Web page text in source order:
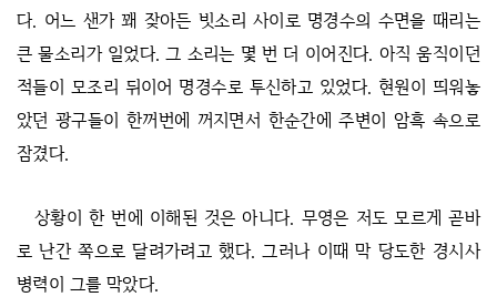
다. 어느 샌가 꽤 잦아든 빗소리 사이로 명경수의 수면을 때리는
큰 물소리가 일었다. 그 소리는 몇 번 더 이어진다. 아직 움직이던
적들이 모조리 뒤이어 명경수로 투신하고 있었다. 현원이 띄워놓
았던 광구들이 한꺼번에 꺼지면서 한순간에 주변이 암흑 속으로
잠겼다.
상황이 한 번에 이해된 것은 아니다. 무영은 저도 모르게 곧바
로 난간 쪽으로 달려가려고 했다. 그러나 이때 막 당도한 경시사
병력이 그를 막았다.